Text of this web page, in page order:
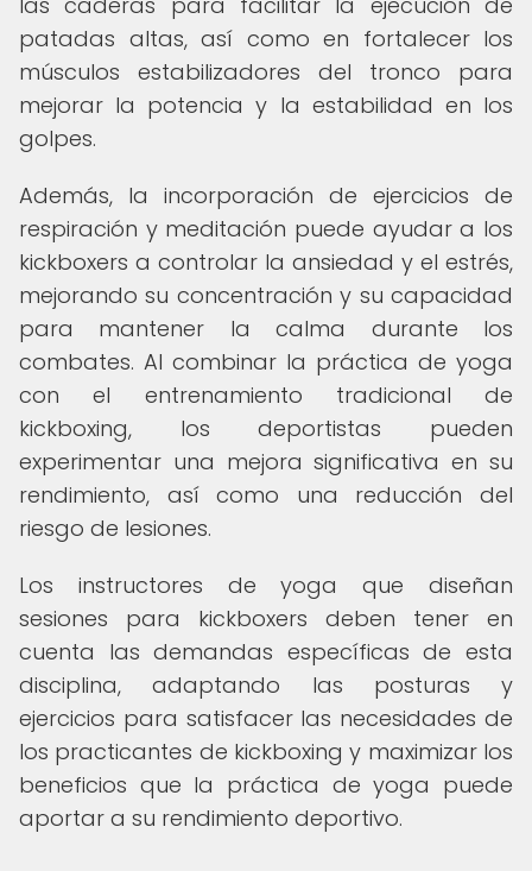
patadas altas, así como en fortalecer los
músculos estabilizadores del tronco para
mejorar la potencia y la estabilidad en los
golpes.
Además, la incorporación de ejercicios de
respiración y meditación puede ayudar a los
kickboxers a controlar la ansiedad y el estrés,
mejorando su concentración y su capacidad
para mantener la calma durante los
combates. Al combinar la práctica de yoga
con el entrenamiento tradicional de
kickboxing, los deportistas pueden
experimentar una mejora significativa en su
rendimiento, así como una reducción del
riesgo de lesiones.
Los instructores de yoga que diseñan
sesiones para kickboxers deben tener en
cuenta las demandas específicas de esta
disciplina, adaptando las posturas y
ejercicios para satisfacer las necesidades de
los practicantes de kickboxing y maximizar los
beneficios que la práctica de yoga puede
aportar a su rendimiento deportivo.